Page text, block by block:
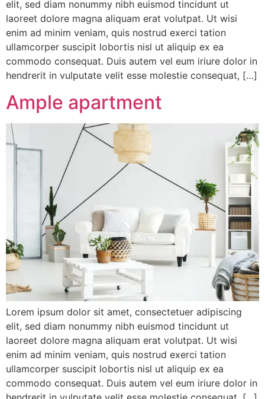
elit, sed diam nonummy nibh euismod tincidunt ut
laoreet dolore magna aliquam erat volutpat. Ut wisi
enim ad minim veniam, quis nostrud exerci tation
ullamcorper suscipit lobortis nisl ut aliquip ex ea
commodo consequat. Duis autem vel eum iriure dolor in
hendrerit in vulputate velit esse molestie consequat, […]
Ample apartment
Lorem ipsum dolor sit amet, consectetuer adipiscing
elit, sed diam nonummy nibh euismod tincidunt ut
laoreet dolore magna aliquam erat volutpat. Ut wisi
enim ad minim veniam, quis nostrud exerci tation
ullamcorper suscipit lobortis nisl ut aliquip ex ea
commodo consequat. Duis autem vel eum iriure dolor in